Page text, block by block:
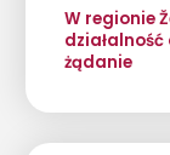
W regionie
żądanie